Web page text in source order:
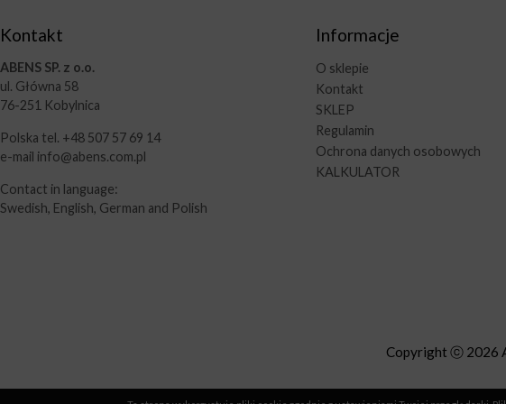
Kontakt
ABENS SP. z o.o.
ul. Główna 58
76-251 Kobylnica
Polska tel. +48 507 57 69 14
e-mail info@abens.com.pl
Contact in language:
Swedish, English, German and Polish
Informacje
O sklepie
Kontakt
SKLEP
Regulamin
Ochrona danych osobowych
KALKULATOR
Copyright ⓒ 2026